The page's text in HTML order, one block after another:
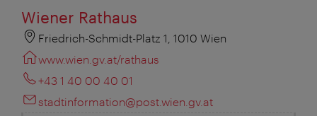
Wiener Rathaus
Friedrich-Schmidt-Platz 1, 1010 Wien
www.wien.gv.at/rathaus
+43 1 40 00 40 01
stadtinformation@post.wien.gv.at